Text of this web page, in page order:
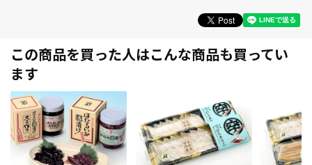
この商品を買った人はこんな商品も買ってい
ます